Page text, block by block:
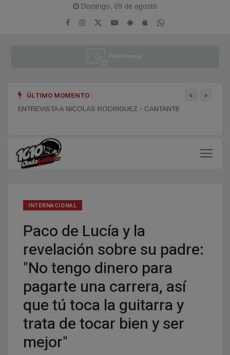
Domingo, 09 de agosto
ÚLTIMO MOMENTO :
ENTREVISTA A NICOLAS RODRIGUEZ - CANTANTE
‹ ›
INTERNACIONAL
Paco de Lucía y la
revelación sobre su padre:
"No tengo dinero para
pagarte una carrera, así
que tú toca la guitarra y
trata de tocar bien y ser
mejor"